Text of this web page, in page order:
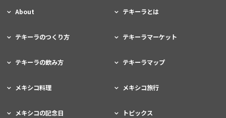
About テキーラとは
テキーラのつくり方 テキーラマーケット
テキーラの飲み方 テキーラマップ
メキシコ料理 メキシコ旅行
メキシコの記念日 トピックス